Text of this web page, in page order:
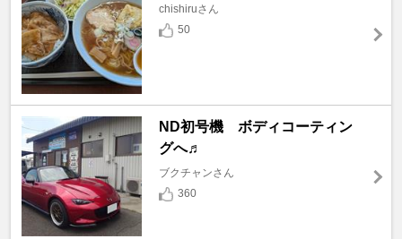
chishiruさん
50
ND初号機 ボディコーティン
グへ♬
ブクチャンさん
360